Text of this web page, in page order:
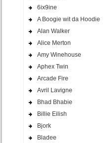
6ix9ine
A Boogie wit da Hoodie
Alan Walker
Alice Merton
Amy Winehouse
Aphex Twin
Arcade Fire
Avril Lavigne
Bhad Bhabie
Billie Eilish
Bjork
Bladee